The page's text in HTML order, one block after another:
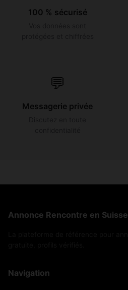
100 % sécurisé
💬
Messagerie privée
Annonce Rencontre en Suisse
Navigation